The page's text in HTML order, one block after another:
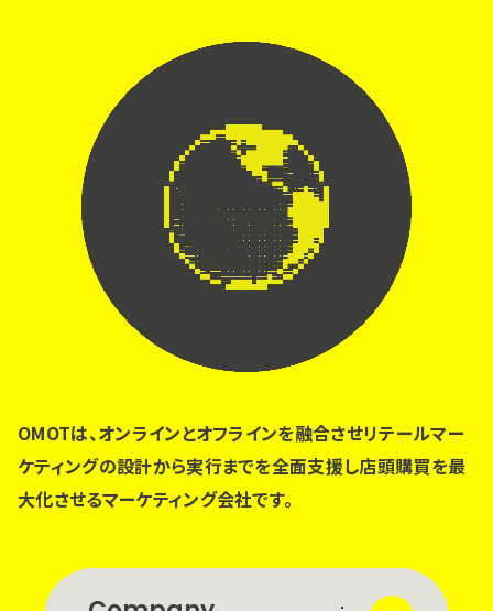
OMOTは、オンラインとオフラインを融合させリテールマー
ケティングの設計から実行までを全面支援し店頭購買を最
大化させるマーケティング会社です。